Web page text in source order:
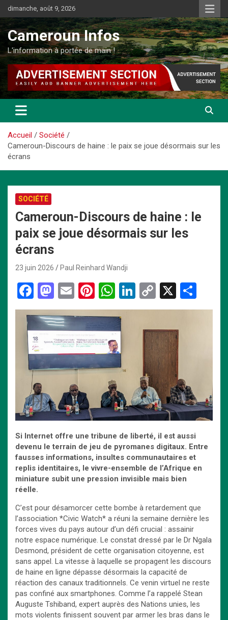
Aller
au
contenu
dimanche, août 9, 2026
Cameroun Infos
L'information à portée de main !
Accueil
Société
Cameroun-Discours de haine : le paix se joue désormais sur les
écrans
SOCIÉTÉ
Cameroun-Discours de haine : le
paix se joue désormais sur les
écrans
23 juin 2026 Paul Reinhard Wandji
F
a
ce
b
o
o
k
M
a
st
o
d
o
E
m
ail
Pi
nt
er
es
t
W
h
at
s
A
p
p
Li
n
dI
n
C
o
Li
n
k
X
ar
Si Internet offre une tribune de liberté, il est aussi
devenu le terrain de jeu de pyromanes digitaux. Entre
fausses informations, insultes communautaires et
replis identitaires, le vivre-ensemble de l’Afrique en
miniature subit une pression invisible mais bien
réelle.
C’est pour désamorcer cette bombe à retardement que
l’association *Civic Watch* a réuni la semaine dernière les
forces vives du pays autour d’un défi crucial : assainir
notre espace numérique. Le constat dressé par le Dr Ngala
Desmond, président de cette organisation citoyenne, est
sans appel. La vitesse à laquelle se propagent les discours
de haine en ligne dépasse désormais la capacité de
réaction des canaux traditionnels. Ce venin virtuel ne reste
pas confiné aux smartphones. Comme l’a rappelé Stean
Auguste Tshiband, expert auprès des Nations unies, les
mots violents finissent souvent par armer les bras dans le